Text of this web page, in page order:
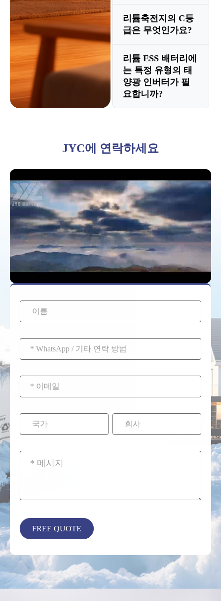
설치 첫 해 이내에 새
모듈을 추가하는 것이
가장 좋습니다. 원래
된 경우 내부 저항이
높아 새 모듈이 더 많
은 부하를 전달할 수
예, LiFePO4(LFP) 에
너지 저장 시스템은
열 폭주 임계값이 높
기 때문에 실내 설치
에 매우 안전한 것으
추가 보호를 위해
리튬축전지의 C등
급은 무엇인가요?
C 등급은 배터리가 얼
마나 빨리 충전 또는
방전될 수 있는지를
나타냅니다. 예를 들
100A에서 완전히 방
전될 수 있음을 의미
합니다. 대부분의 ESS
배터리는 성능과 수명
의 균형을 맞추기 위
해 0.5C 또는 1C에 최
적화되어 있습니다.
리튬 ESS 배터리에
는 특정 유형의 태
양광 인버터가 필
요합니까?
니다. 이러한 인버터
에는 안전하고 효율적
인 작동을 위해 배터
리 관리 시스템(BMS)
과 동기화하는 데 필
요한 충전 알고리즘과
통신 포트가 있습니
다.
JYC에 연락하세요